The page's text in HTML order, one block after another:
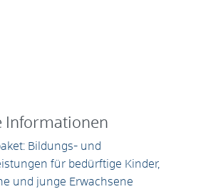
Informationen
Bildungs- und
für bedürftige Kinder,
und junge Erwachsene